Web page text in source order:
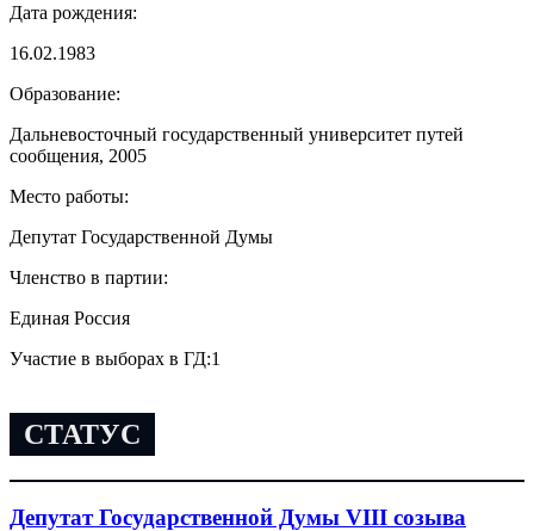
Дата рождения:
16.02.1983
Образование:
Дальневосточный государственный университет путей
сообщения, 2005
Место работы:
Депутат Государственной Думы
Членство в партии:
Единая Россия
Участие в выборах в ГД:1
СТАТУС
Депутат Государственной Думы VIII созыва